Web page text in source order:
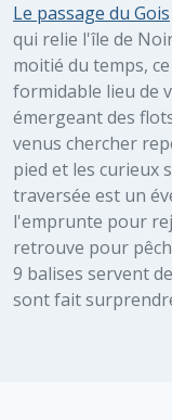
Le passage du Gois
qui relie l'île de
moitié du temps,
formidable lieu de
émergeant des
venus chercher
pied et les curieux
traversée est un
l'emprunte pour
retrouve pour
9 balises servent
sont fait